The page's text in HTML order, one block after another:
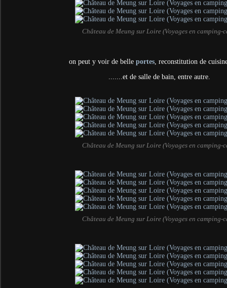
Château de Meung sur Loire (Voyages en camping-
on peut y voir de belle portes, reconstitution de
.......et de salle de bain, entre autre.
Château de Meung sur Loire (Voyages en camping-
Château de Meung sur Loire (Voyages en camping-